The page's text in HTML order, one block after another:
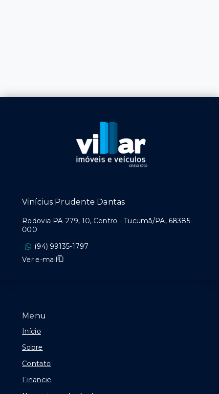
Menu
Início
Sobre
Contato
Financie
Vinícius Prudente Dantas
Rodovia PA-279, 10, Centro - Tucumã/PA, 68385-
000
(94) 99135-1797
Ver e-mail